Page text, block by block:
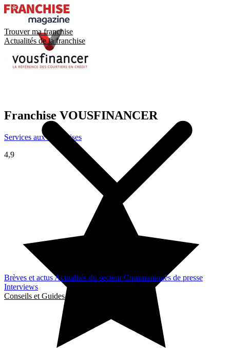
Trouver ma franchise
Actualités de la franchise
Brèves et actusActualités du secteurCommuniqués de presse
Interviews
Conseils et Guides
Franchise VOUSFINANCER
Services aux entreprises
4,9